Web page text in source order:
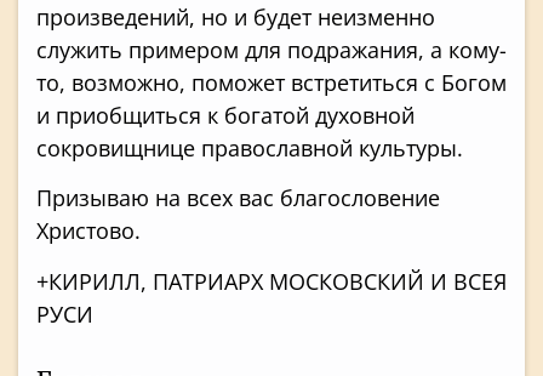
произведений, но и будет неизменно
служить примером для подражания, а кому-
то, возможно, поможет встретиться с Богом
и приобщиться к богатой духовной
сокровищнице православной культуры.
Призываю на всех вас благословение
Христово.
+КИРИЛЛ, ПАТРИАРХ МОСКОВСКИЙ И ВСЕЯ
РУСИ